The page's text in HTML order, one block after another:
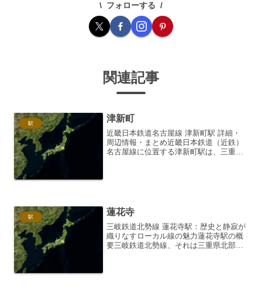
フォローする
関連記事
駅 津新町
近畿日本鉄道名古屋線 津新町駅 詳細・
周辺情報・まとめ近畿日本鉄道（近鉄）
名古屋線に位置する津新町駅は、三重県
駅 蓮花寺
三岐鉄道北勢線 蓮花寺駅：歴史と静寂が
織りなすローカル線の魅力蓮花寺駅の概
要三岐鉄道北勢線、それは三重県北部の